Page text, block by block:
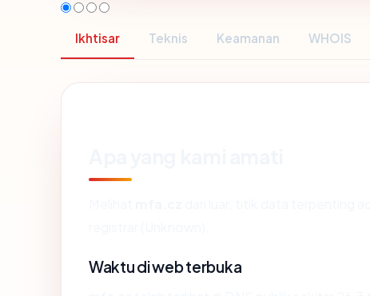
Ikhtisar Teknis Keamanan WHOIS
Waktu di web terbuka